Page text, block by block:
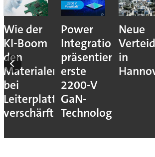
Wie der
KI-Boom
den
Materialengpass
bei
Leiterplatten
verschärft
Power
Integrations
präsentiert
erste
2200-V
GaN-
Technologie
Neue
in